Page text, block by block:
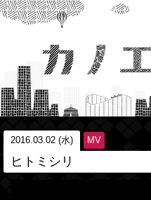
2016.03.02 (水) MV
ヒトミシリ